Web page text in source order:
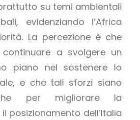
su temi ambientali
evidenziando l’Africa
La percezione è che
continuare a svolgere un
piano nel sostenere lo
e che tali sforzi siano
per migliorare la
posizionamento dell’Italia